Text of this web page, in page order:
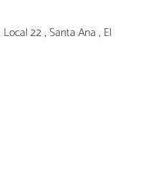
22 , Santa Ana , El